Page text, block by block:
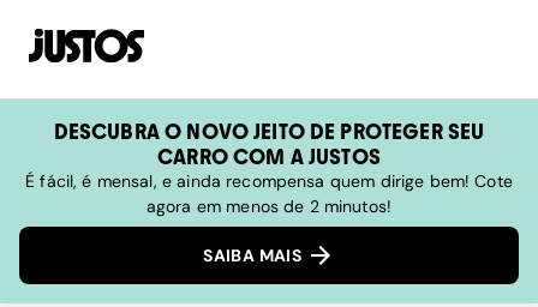
DESCUBRA O NOVO JEITO DE PROTEGER SEU
CARRO COM A JUSTOS
É fácil, é mensal, e ainda recompensa quem dirige bem! Cote
agora em menos de 2 minutos!
SAIBA MAIS